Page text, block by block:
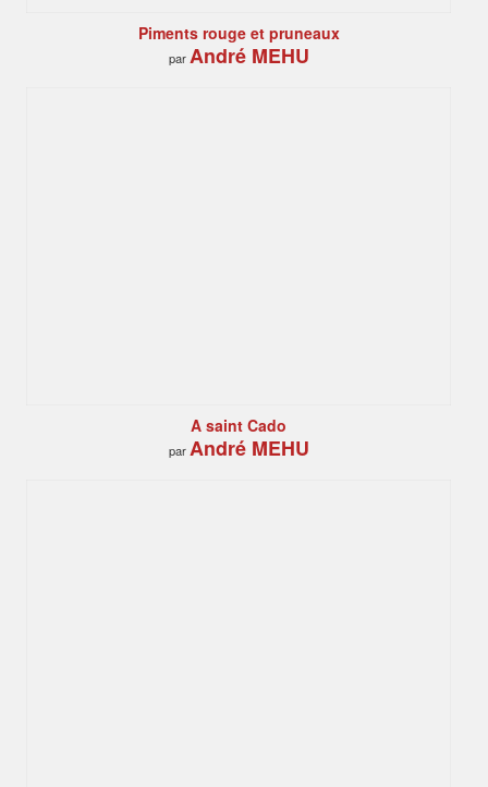
Piments rouge et pruneaux
parAndré MEHU
A saint Cado
parAndré MEHU